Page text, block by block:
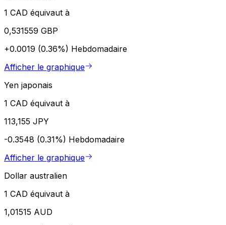
1 CAD équivaut à
0,531559 GBP
+0.0019 (0.36%) Hebdomadaire
Afficher le graphique
Yen japonais
1 CAD équivaut à
113,155 JPY
-0.3548 (0.31%) Hebdomadaire
Afficher le graphique
Dollar australien
1 CAD équivaut à
1,01515 AUD